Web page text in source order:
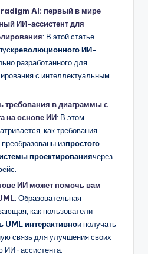
AI: первый в мире
ИИ-ассистент для
: В этой статье
революционного ИИ-
разработанного для
с интеллектуальным
требования в диаграммы с
на основе ИИ: В этом
как требования
изпростого
проектированиячерез
ИИ может помочь вам
: Образовательная
как пользователи
UML интерактивнои получать
связь для улучшения своих
ИИ-ассистента.